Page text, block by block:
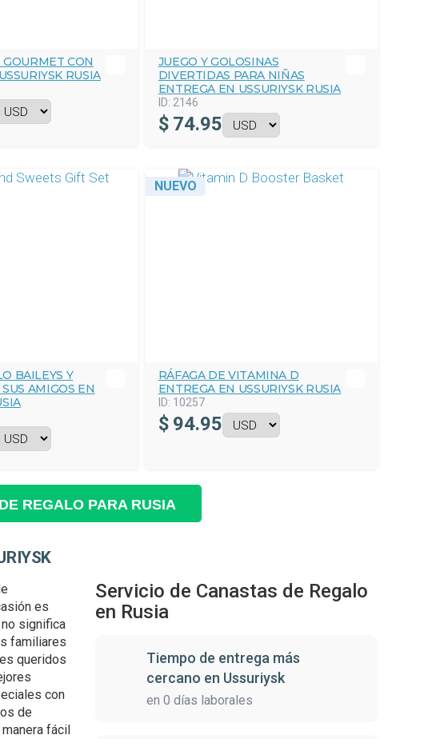
CON
RUSIA
JUEGO Y GOLOSINAS
DIVERTIDAS PARA NIÑAS
ENTREGA EN USSURIYSK RUSIA
ID: 2146
$ 74.95
BAILEYS Y
AMIGOS EN
NUEVO
RÁFAGA DE VITAMINA D
ENTREGA EN USSURIYSK RUSIA
ID: 10257
$ 94.95
REGALO PARA RUSIA
es
significa
familiares
queridos
con
de
fácil
Servicio de Canastas de Regalo
en Rusia
Tiempo de entrega más
cercano en Ussuriysk
en 0 días laborales